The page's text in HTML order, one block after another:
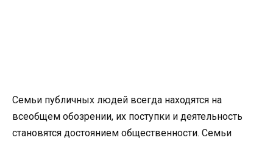
Семьи публичных людей всегда находятся на
всеобщем обозрении, их поступки и деятельность
становятся достоянием общественности. Семьи